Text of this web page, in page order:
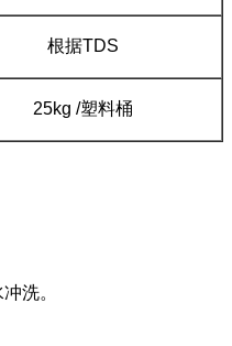
根据TDS
25kg /塑料桶
洗。